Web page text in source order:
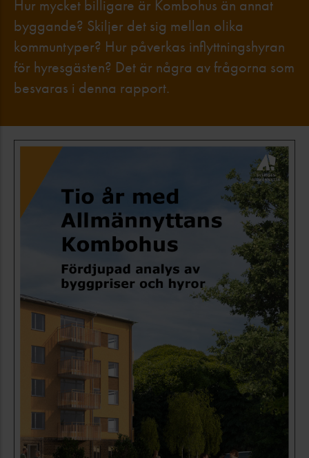
Hur mycket billigare är Kombohus än annat
byggande? Skiljer det sig mellan olika
kommuntyper? Hur påverkas inflyttningshyran
för hyresgästen? Det är några av frågorna som
besvaras i denna rapport.